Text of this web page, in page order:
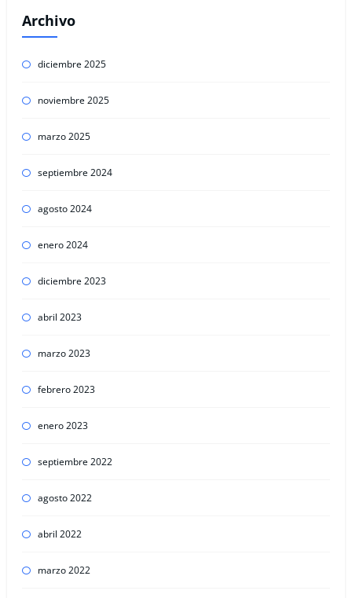
Archivo
diciembre 2025
noviembre 2025
marzo 2025
septiembre 2024
agosto 2024
enero 2024
diciembre 2023
abril 2023
marzo 2023
febrero 2023
enero 2023
septiembre 2022
agosto 2022
abril 2022
marzo 2022